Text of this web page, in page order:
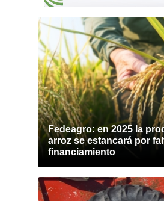
Fedeagro: en 2025 la
arroz se estancará por
financiamiento